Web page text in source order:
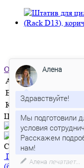
Отправить заявку
Артикул
Единица измерения
Количество в упаковке
Цена по запросу
Сопутствующие товары
Пробирка
(без пробки), 200 шт
Алена
Здравствуйте!
Мы подготовили
условия
Расскажем
Алена печатает...